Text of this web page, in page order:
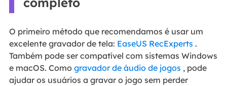
O primeiro método que recomendamos é usar um
excelente gravador de tela: EaseUS RecExperts .
Também pode ser compatível com sistemas Windows
e macOS. Como gravador de áudio de jogos , pode
ajudar os usuários a gravar o jogo sem perder